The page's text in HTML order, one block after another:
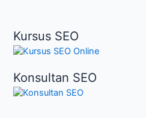
Kursus SEO
Konsultan SEO